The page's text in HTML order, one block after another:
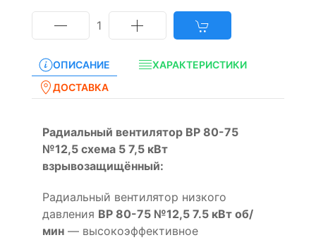
1
ОПИСАНИЕ
ХАРАКТЕРИСТИКИ
ДОСТАВКА
Радиальный вентилятор ВР 80-75
№12,5 схема 5 7,5 кВт
взрывозащищённый:
Радиальный вентилятор низкого
давления ВР 80-75 №12,5 7.5 кВт об/
мин — высокоэффективное